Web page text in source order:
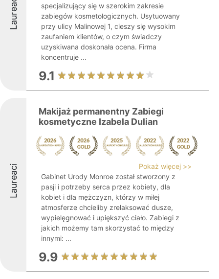
Laureaci
specjalizujący się w szerokim zakresie
zabiegów kosmetologicznych. Usytuowany
przy ulicy Malinowej 1, cieszy się wysokim
zaufaniem klientów, o czym świadczy
uzyskiwana doskonała ocena. Firma
koncentruje ...
9.1
Laureaci
Makijaż permanentny Zabiegi
kosmetyczne Izabela Dulian
Pokaż więcej >>
Gabinet Urody Monroe został stworzony z
pasji i potrzeby serca przez kobiety, dla
kobiet i dla mężczyzn, którzy w miłej
atmosferze chcieliby zrelaksować dusze,
wypielęgnować i upiększyć ciało. Zabiegi z
jakich możemy tam skorzystać to między
innymi: ...
9.9